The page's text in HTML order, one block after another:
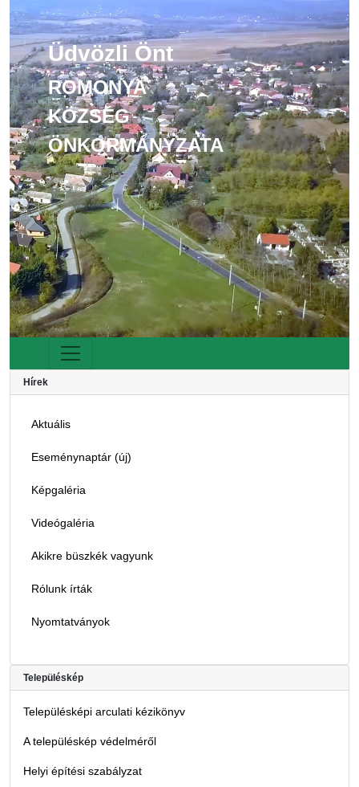
Üdvözli Önt
ROMONYA
KÖZSÉG
ÖNKORMÁNYZATA
Hírek
Aktuális
Eseménynaptár (új)
Képgaléria
Videógaléria
Akikre büszkék vagyunk
Rólunk írták
Nyomtatványok
Településkép
Településképi arculati kézikönyv
A településkép védelméről
Helyi építési szabályzat